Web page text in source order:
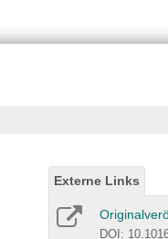
Externe Links
DOI: